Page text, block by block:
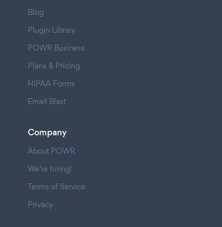
Blog
Plugin Library
POWR Business
Plans & Pricing
HIPAA Forms
Email Blast
Company
About POWR
We're hiring!
Terms of Service
Privacy